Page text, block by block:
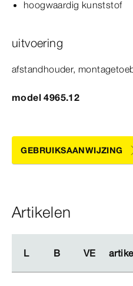
hoogwaardig kunststof
uitvoering
afstandhouder,
model 4965.12
GEBRUIKSAANWIJZING
Artikelen
L B VE
L B VE